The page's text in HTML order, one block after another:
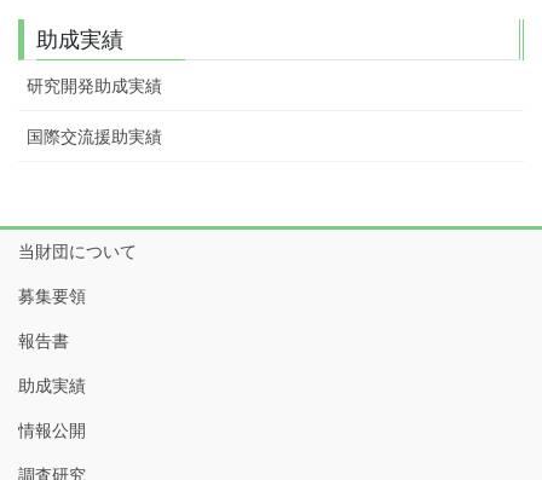
助成実績
研究開発助成実績
国際交流援助実績
当財団について
募集要領
報告書
助成実績
情報公開
調査研究